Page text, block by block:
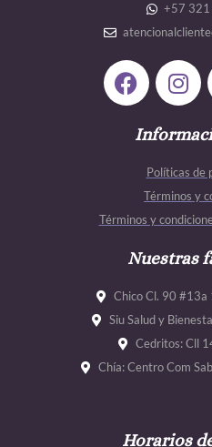
+57
F
a
e
k
I
n
t
g
r
a
m
Políticas de
Términos y
Términos y
Nuestras
Chico Cl. 90 #13a
Siu Salud y
Cedritos: Cll
Chía: Centro Com
Horarios